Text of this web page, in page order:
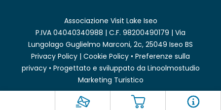
Associazione Visit Lake Iseo
P.IVA 04040340988 | C.F. 98200490179 | Via
Lungolago Guglielmo Marconi, 2c, 25049 Iseo BS
Privacy Policy | Cookie Policy • Preferenze sulla
privacy• Progettato e sviluppato da Linoolmostudio
Marketing Turistico